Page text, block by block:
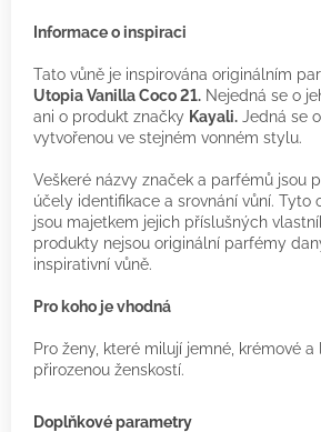
Informace o inspiraci
Tato vůně je inspirována originálním
Utopia Vanilla Coco 21. Nejedná se o
ani o produkt značky Kayali. Jedná se
vytvořenou ve stejném vonném stylu.
Veškeré názvy značek a parfémů jsou
účely identifikace a srovnání vůní. Tyto
jsou majetkem jejich příslušných
produkty nejsou originální parfémy
inspirativní vůně.
Pro koho je vhodná
Pro ženy, které milují jemné, krémové
přirozenou ženskostí.
Doplňkové parametry